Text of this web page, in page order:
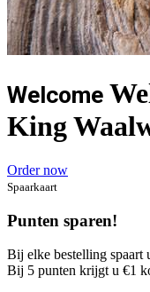
Welcome
King
Order now
Spaarkaart
Punten sparen!
Bij elke bestelling spaart
Bij 5 punten krijgt u €1